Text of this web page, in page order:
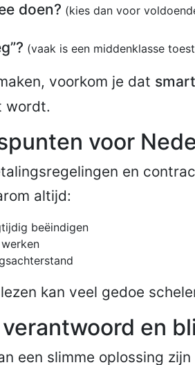
doen? (kies dan voor
(vaak is een middenklasse
voorkom je dat
wordt.
voor
en
altijd:
beëindigen
kan veel gedoe
en
een slimme oplossing